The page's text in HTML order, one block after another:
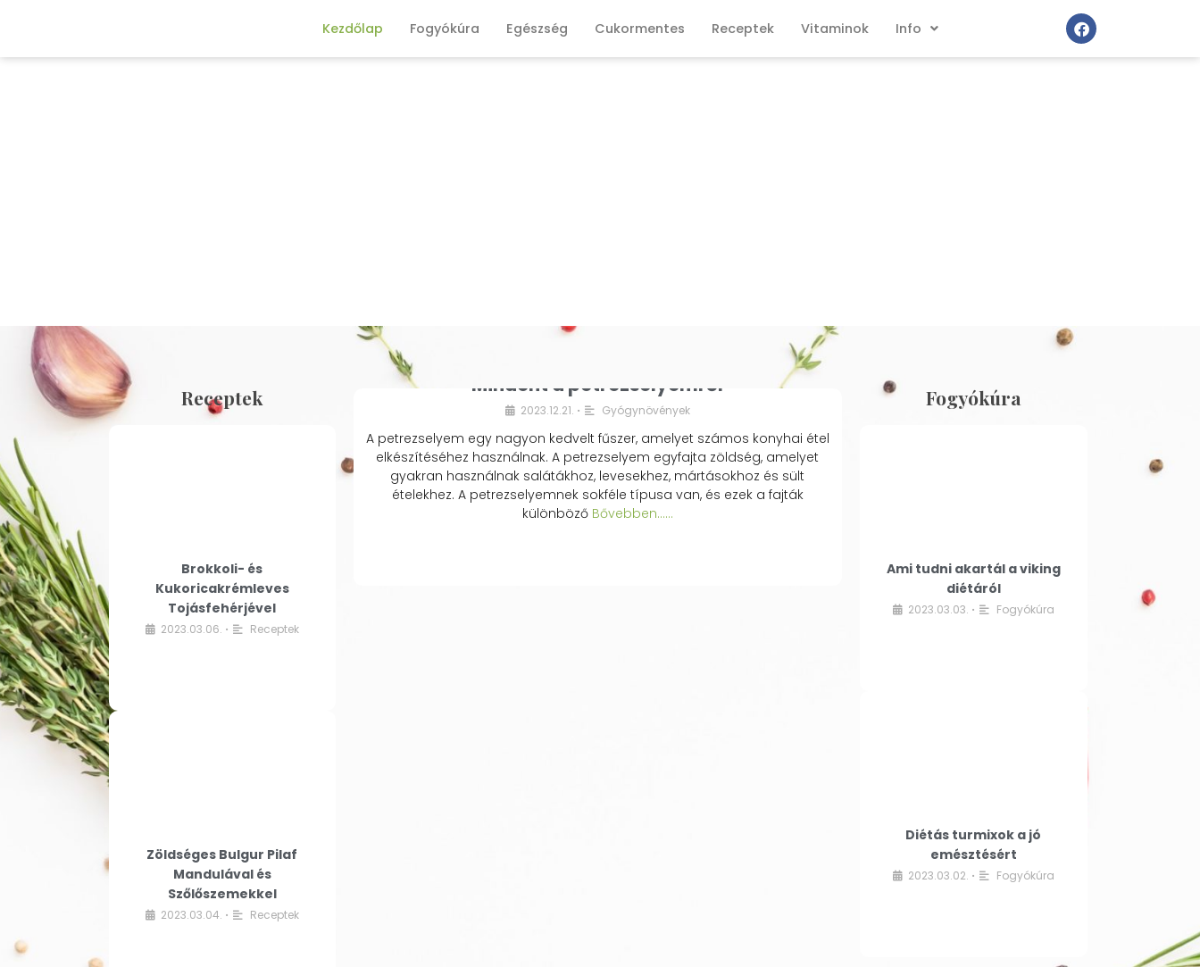
Kezdőlap Fogyókúra Egészség Cukormentes Receptek Vitaminok Info
Receptek
Brokkoli- és
Kukoricakrémleves
Tojásfehérjével
2023.03.06. • Receptek
Zöldséges Bulgur Pilaf
Mandulával és
Szőlőszemekkel
2023.03.04. • Receptek
Mindent a petrezselyemről
2023.12.21. • Gyógynövények
A petrezselyem egy nagyon kedvelt fűszer, amelyet számos konyhai étel
elkészítéséhez használnak. A petrezselyem egyfajta zöldség, amelyet
gyakran használnak salátákhoz, levesekhez, mártásokhoz és sült
ételekhez. A petrezselyemnek sokféle típusa van, és ezek a fajták
különbözőBővebben...…
Fogyókúra
Ami tudni akartál a viking
diétáról
2023.03.03. • Fogyókúra
Diétás turmixok a jó
emésztésért
2023.03.02. • Fogyókúra